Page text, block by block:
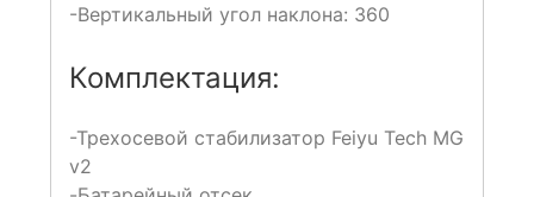
-Вертикальный угол наклона: 360
Комплектация:
-Трехосевой стабилизатор Feiyu Tech MG
v2